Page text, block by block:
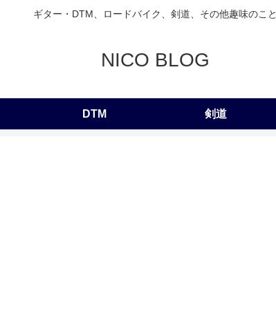
ギター・DTM、ロードバイク、剣道、その他趣味のこと
NICO BLOG
DTM 剣道